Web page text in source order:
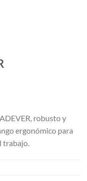
robusto y
ergonómico para
trabajo.